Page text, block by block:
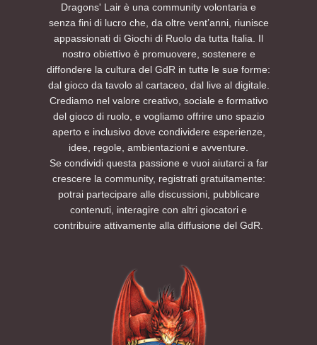
Dragons' Lair è una community volontaria e
senza fini di lucro che, da oltre vent’anni, riunisce
appassionati di Giochi di Ruolo da tutta Italia. Il
nostro obiettivo è promuovere, sostenere e
diffondere la cultura del GdR in tutte le sue forme:
dal gioco da tavolo al cartaceo, dal live al digitale.
Crediamo nel valore creativo, sociale e formativo
del gioco di ruolo, e vogliamo offrire uno spazio
aperto e inclusivo dove condividere esperienze,
idee, regole, ambientazioni e avventure.
Se condividi questa passione e vuoi aiutarci a far
crescere la community, registrati gratuitamente:
potrai partecipare alle discussioni, pubblicare
contenuti, interagire con altri giocatori e
contribuire attivamente alla diffusione del GdR.